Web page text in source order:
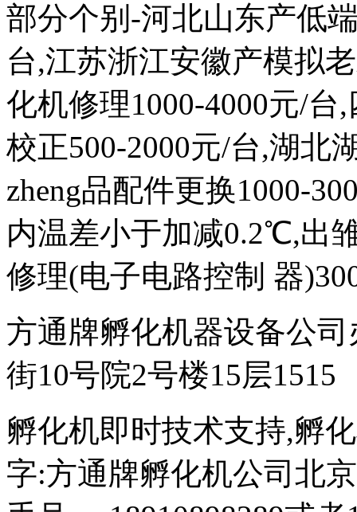
部分个别-河北山东产低
台,江苏浙江安徽产模拟
化机修理1000-4000元/
校正500-2000元/台,湖北
zheng品配件更换1000-
内温差小于加减0.2℃,出
修理(电子电路控制 器
方通牌孵化机器设备公
街10号院2号楼15层1515
孵化机即时技术支持,孵
字:方通牌孵化机公司北